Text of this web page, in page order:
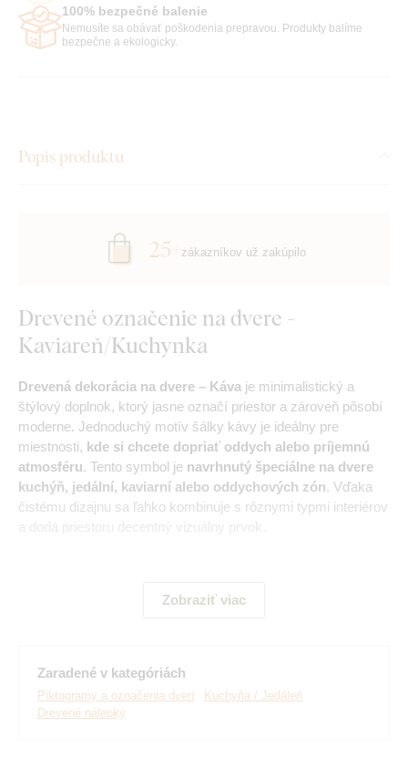
100% bezpečné balenie
Nemusíte sa obávať poškodenia prepravou. Produkty balíme
bezpečne a ekologicky.
Popis produktu
Drevené označenie na dvere -
Kaviareň/Kuchynka
Drevená dekorácia na dvere – Káva je minimalistický a
štýlový doplnok, ktorý jasne označí priestor a zároveň pôsobí
moderne. Jednoduchý motív šálky kávy je ideálny pre
miestnosti, kde si chcete dopriať oddych alebo príjemnú
atmosféru. Tento symbol je navrhnutý špeciálne na dvere
kuchýň, jedální, kaviarní alebo oddychových zón. Vďaka
čistému dizajnu sa ľahko kombinuje s rôznymi typmi interiérov
a dodá priestoru decentný vizuálny prvok.
Hlavné výhody produktu:
Mnoho dekorov na výber
Jednoduchá montáž
Zobraziť viac
25+ zákazníkov už zakúpilo
Zaradené v kategóriách
Piktogramy a označenia dverí
Kuchyňa / Jedáleň
Drevené nálepky